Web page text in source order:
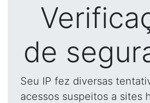
de
Seu IP fez diversas
acessos suspeitos a sites